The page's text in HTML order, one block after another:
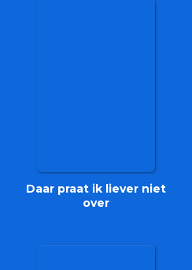
Daar praat ik liever niet
over